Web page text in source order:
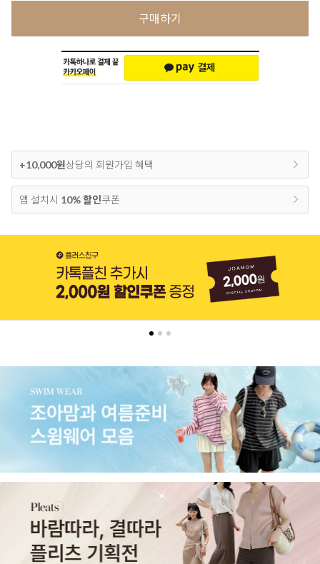
구매하기
+10,000원상당의 회원가입 혜택
앱 설치시 10% 할인쿠폰